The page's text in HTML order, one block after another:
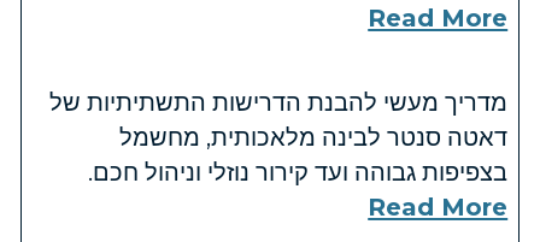
Read More
מדריך מעשי להבנת הדרישות התשתיתיות של
דאטה סנטר לבינה מלאכותית, מחשמל
בצפיפות גבוהה ועד קירור נוזלי וניהול חכם.
Read More